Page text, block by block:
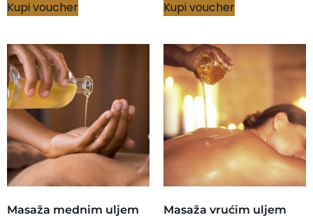
Kupi voucher Kupi voucher
Masaža mednim uljem Masaža vrućim uljem